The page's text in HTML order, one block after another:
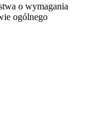
o wymagania
ogólnego